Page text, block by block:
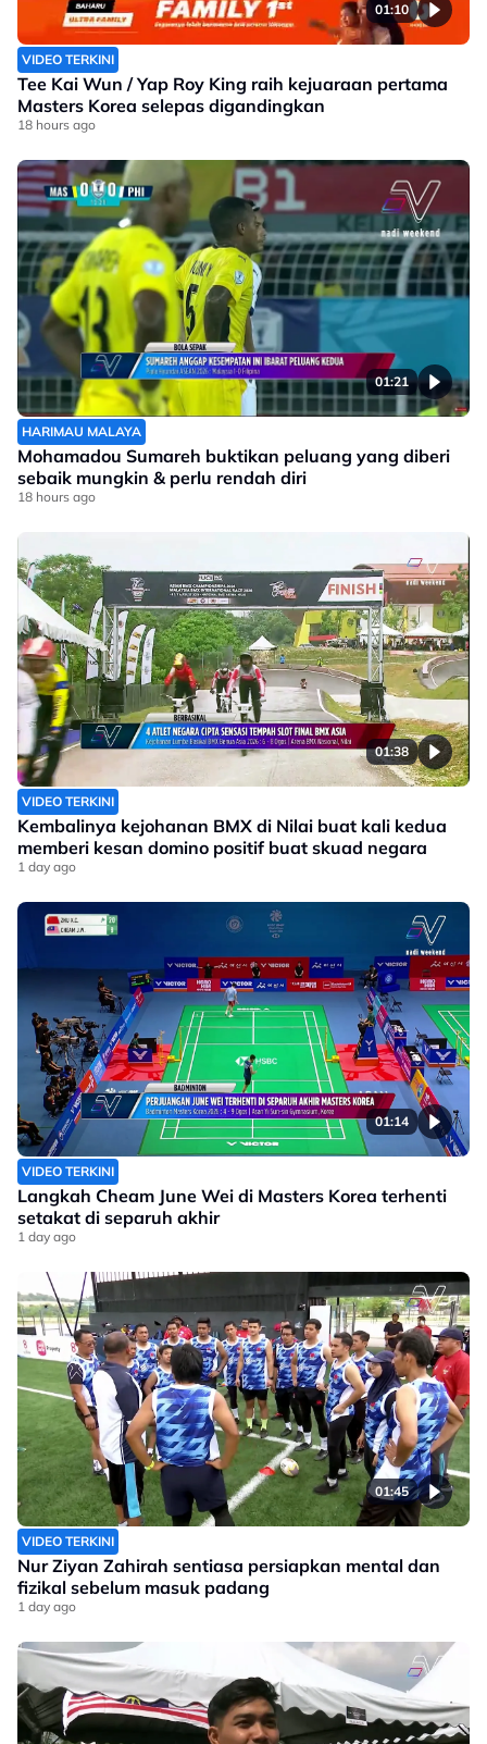
01:10
VIDEO TERKINI
Tee Kai Wun / Yap Roy King raih kejuaraan pertama
Masters Korea selepas digandingkan
18 hours ago
01:21
HARIMAU MALAYA
Mohamadou Sumareh buktikan peluang yang diberi
sebaik mungkin & perlu rendah diri
18 hours ago
01:38
VIDEO TERKINI
Kembalinya kejohanan BMX di Nilai buat kali kedua
memberi kesan domino positif buat skuad negara
1 day ago
01:14
VIDEO TERKINI
Langkah Cheam June Wei di Masters Korea terhenti
setakat di separuh akhir
1 day ago
01:45
VIDEO TERKINI
Nur Ziyan Zahirah sentiasa persiapkan mental dan
fizikal sebelum masuk padang
1 day ago